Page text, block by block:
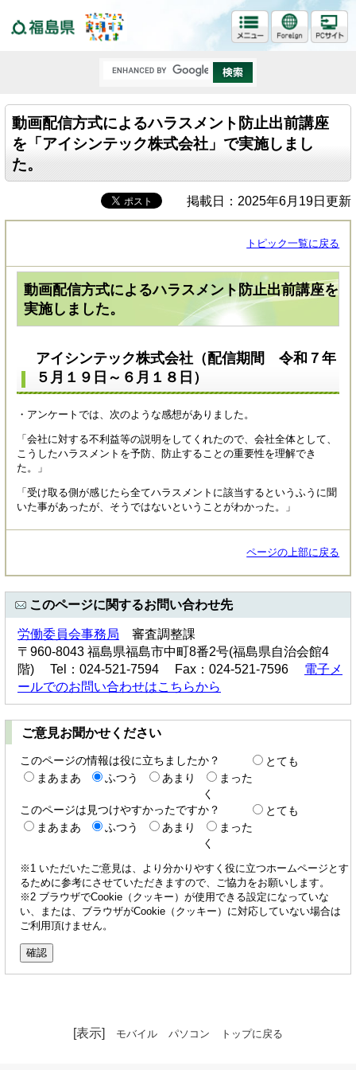
動画配信方式によるハラスメント防止出前講座
を「アイシンテック株式会社」で実施しまし
た。
掲載日：2025年6月19日更新
トピック一覧に戻る
動画配信方式によるハラスメント防止出前講座を
実施しました。
アイシンテック株式会社（配信期間 令和７年
５月１９日～６月１８日）
・アンケートでは、次のような感想がありました。
「会社に対する不利益等の説明をしてくれたので、会社全体として、
こうしたハラスメントを予防、防止することの重要性を理解でき
た。」
「受け取る側が感じたら全てハラスメントに該当するというふうに聞
いた事があったが、そうではないということがわかった。」
ページの上部に戻る
このページに関するお問い合わせ先
労働委員会事務局 審査調整課
〒960-8043 福島県福島市中町8番2号(福島県自治会館4
階) Tel：024-521-7594 Fax：024-521-7596 電子メ
ールでのお問い合わせはこちらから
ご意見お聞かせください
このページの情報は役に立ちましたか？
とても
まあまあ
ふつう あまり
まった
く
このページは見つけやすかったですか？
とても
まあまあ
ふつう あまり
まった
く
※1 いただいたご意見は、より分かりやすく役に立つホームページとす
るために参考にさせていただきますので、ご協力をお願いします。
※2 ブラウザでCookie（クッキー）が使用できる設定になっていな
い、または、ブラウザがCookie（クッキー）に対応していない場合は
ご利用頂けません。
[表示] モバイル パソコン トップに戻る